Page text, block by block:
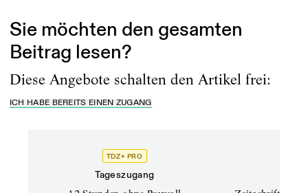
Sie möchten den gesamten
Beitrag lesen?
Diese Angebote schalten den Artikel frei:
ICH HABE BEREITS EINEN ZUGANG
TDZ+ PRO
Tageszugang